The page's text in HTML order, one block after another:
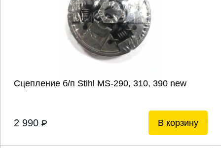
Сцепление б/п Stihl MS-290, 310, 390 new
2 990 P В корзину